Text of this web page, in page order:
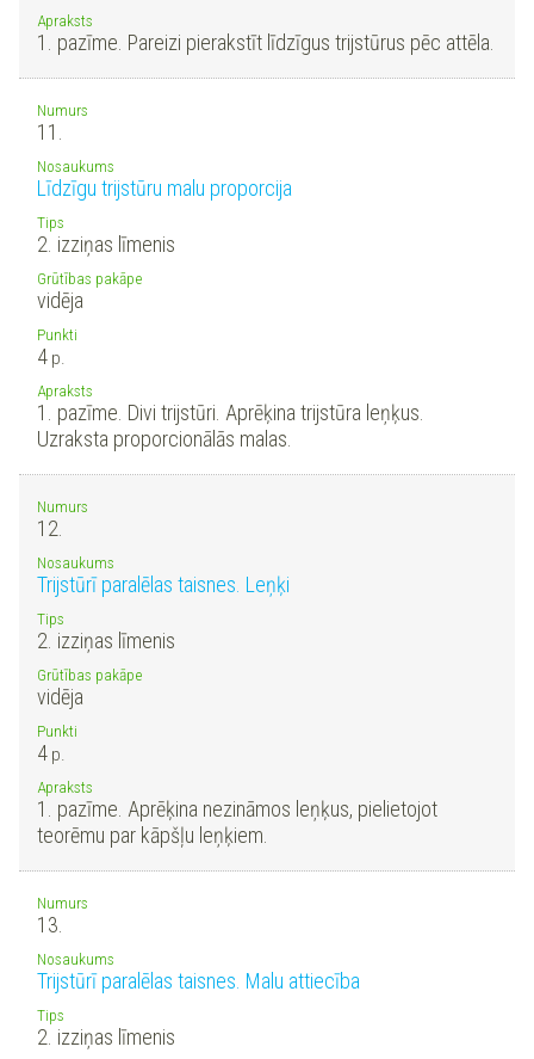
Apraksts
1. pazīme. Pareizi pierakstīt līdzīgus trijstūrus pēc attēla.
Numurs
11.
Nosaukums
Līdzīgu trijstūru malu proporcija
Tips
2. izziņas līmenis
Grūtības pakāpe
vidēja
Punkti
4 p.
Apraksts
1. pazīme. Divi trijstūri. Aprēķina trijstūra leņķus.
Uzraksta proporcionālās malas.
Numurs
12.
Nosaukums
Trijstūrī paralēlas taisnes. Leņķi
Tips
2. izziņas līmenis
Grūtības pakāpe
vidēja
Punkti
4 p.
Apraksts
1. pazīme. Aprēķina nezināmos leņķus, pielietojot
teorēmu par kāpšļu leņķiem.
Numurs
13.
Nosaukums
Trijstūrī paralēlas taisnes. Malu attiecība
Tips
2. izziņas līmenis